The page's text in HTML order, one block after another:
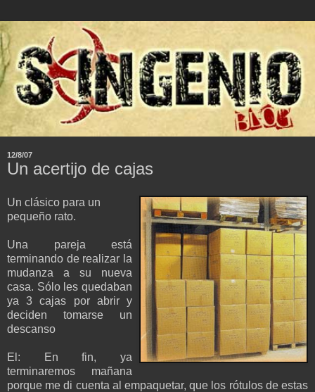
12/8/07
Un acertijo de cajas
Un clásico para un
pequeño rato.
Una pareja está
terminando de realizar la
mudanza a su nueva
casa. Sólo les quedaban
ya 3 cajas por abrir y
deciden tomarse un
descanso
El: En fin, ya
terminaremos mañana
porque me di cuenta al empaquetar, que los rótulos de estas